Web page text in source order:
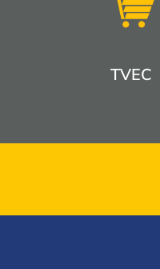
TVEC